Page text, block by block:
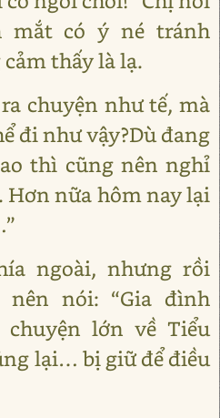
mắt có ý né tránh
thấy là lạ.
chuyện như tế, mà
đi như vậy?Dù đang
thì cũng nên nghỉ
Hơn nữa hôm nay lại
ngoài, nhưng rồi
nên nói: “Gia đình
lớn về Tiểu
lại… bị giữ để điều